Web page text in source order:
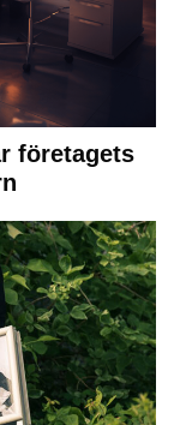
företagets